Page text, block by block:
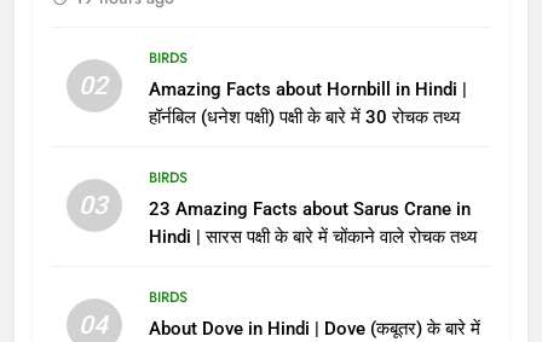
02
BIRDS
Amazing Facts about Hornbill in Hindi |
हॉर्नबिल (धनेश पक्षी) पक्षी के बारे में 30 रोचक तथ्य
03
BIRDS
23 Amazing Facts about Sarus Crane in
Hindi | सारस पक्षी के बारे में चोंकाने वाले रोचक तथ्य
04
BIRDS
About Dove in Hindi | Dove (कबूतर) के बारे में